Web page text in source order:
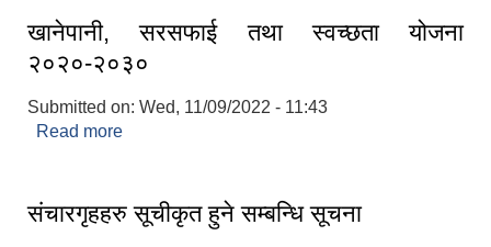
खानेपानी, सरसफाई तथा स्वच्छता योजना
२०२०-२०३०
Submitted on: Wed, 11/09/2022 - 11:43
Read more
संचारगृहहरु सूचीकृत हुने सम्बन्धि सूचना